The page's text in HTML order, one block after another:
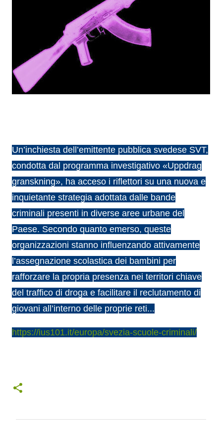
Un’inchiesta dell’emittente pubblica svedese SVT,
condotta dal programma investigativo «Uppdrag
granskning», ha acceso i riflettori su una nuova e
inquietante strategia adottata dalle bande
criminali presenti in diverse aree urbane del
Paese. Secondo quanto emerso, queste
organizzazioni stanno influenzando attivamente
l’assegnazione scolastica dei bambini per
rafforzare la propria presenza nei territori chiave
del traffico di droga e facilitare il reclutamento di
giovani all’interno delle proprie reti...
https://ius101.it/europa/svezia-scuole-criminali/